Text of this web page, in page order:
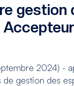
gestion
2024) -
de gestion des